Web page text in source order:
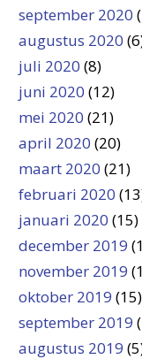
september 2020
augustus 2020
juli 2020 (8)
juni 2020 (12)
mei 2020 (21)
april 2020 (20)
maart 2020 (21)
februari 2020
januari 2020 (15)
december 2019
november 2019
oktober 2019 (15)
september 2019
augustus 2019